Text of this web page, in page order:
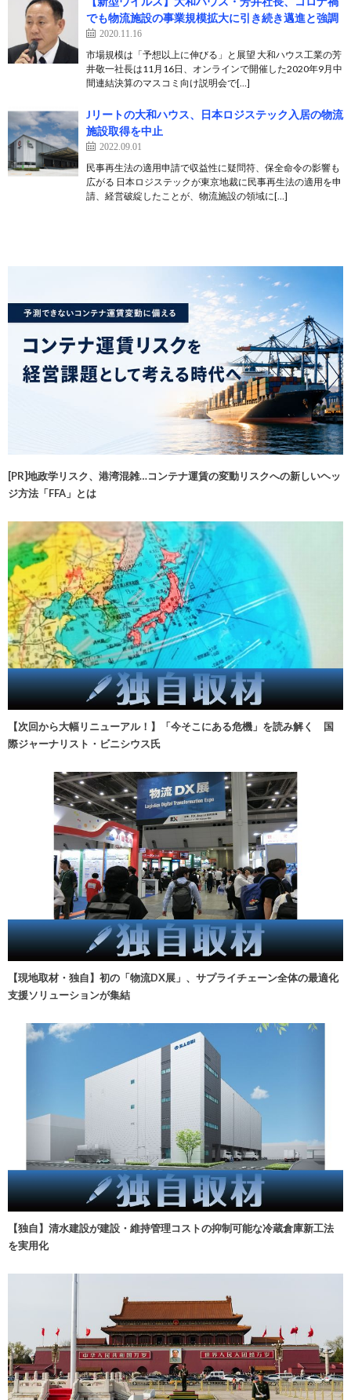
でも物流施設の事業規模拡大に引き続き邁進と強調
2020.11.16
市場規模は「予想以上に伸びる」と展望 大和ハウス工業の芳
井敬一社長は11月16日、オンラインで開催した2020年9月中
間連結決算のマスコミ向け説明会で[…]
Jリートの大和ハウス、日本ロジステック入居の物流
施設取得を中止
2022.09.01
民事再生法の適用申請で収益性に疑問符、保全命令の影響も
広がる 日本ロジステックが東京地裁に民事再生法の適用を申
請、経営破綻したことが、物流施設の領域に[…]
[PR]地政学リスク、港湾混雑…コンテナ運賃の変動リスクへの新しいヘッ
ジ方法「FFA」とは
【次回から大幅リニューアル！】「今そこにある危機」を読み解く 国
際ジャーナリスト・ビニシウス氏
【現地取材・独自】初の「物流DX展」、サプライチェーン全体の最適化
支援ソリューションが集結
【独自】清水建設が建設・維持管理コストの抑制可能な冷蔵倉庫新工法
を実用化